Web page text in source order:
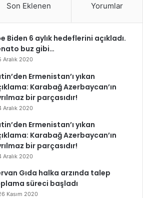
Son Eklenen Yorumlar
Biden 6 aylık hedeflerini açıkladı.
buz gibi…
Aralık 2020
Ermenistan’ı yıkan
Karabağ Azerbaycan’ın
bir parçasıdır!
Aralık 2020
Ermenistan’ı yıkan
Karabağ Azerbaycan’ın
bir parçasıdır!
Aralık 2020
Gıda halka arzında talep
süreci başladı
Kasım 2020